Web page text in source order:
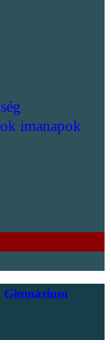
imanapok
Gimnázium